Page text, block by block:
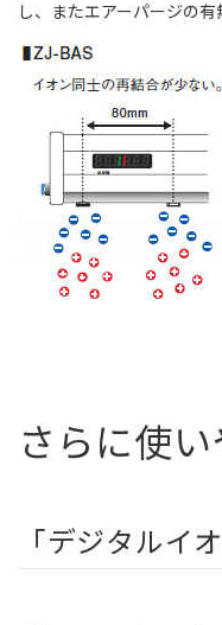
し、またエアーパージの
さらに使
「デジタルイ